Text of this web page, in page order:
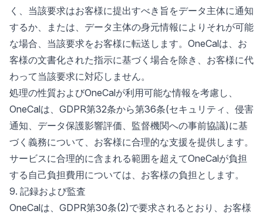
く、当該要求はお客様に提出すべき旨をデータ主体に通知
するか、または、データ主体の身元情報によりそれが可能
な場合、当該要求をお客様に転送します。OneCalは、お
客様の文書化された指示に基づく場合を除き、お客様に代
わって当該要求に対応しません。
処理の性質およびOneCalが利用可能な情報を考慮し、
OneCalは、GDPR第32条から第36条(セキュリティ、侵害
通知、データ保護影響評価、監督機関への事前協議)に基
づく義務について、お客様に合理的な支援を提供します。
サービスに合理的に含まれる範囲を超えてOneCalが負担
する自己負担費用については、お客様の負担とします。
9. 記録および監査
OneCalは、GDPR第30条(2)で要求されるとおり、お客様